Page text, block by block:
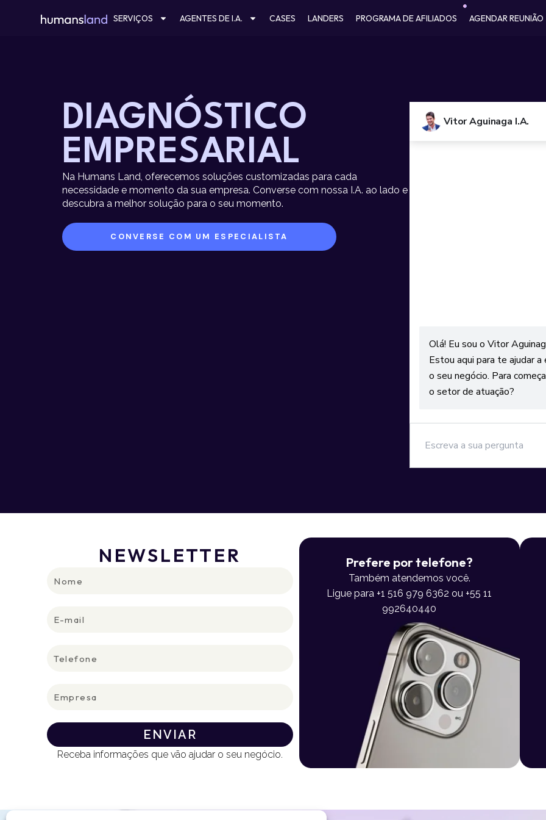
SERVIÇOS AGENTES DE I.A. CASES LANDERS PROGRAMA DE AFILIADOS AGENDAR REUNIÃO
DIAGNÓSTICO
EMPRESARIAL
Na Humans Land, oferecemos soluções customizadas para cada
necessidade e momento da sua empresa. Converse com nossa I.A. ao lado e
descubra a melhor solução para o seu momento.
CONVERSE COM UM ESPECIALISTA
NEWSLETTER
ENVIAR
Receba informações que vão ajudar o seu negócio.
Prefere por telefone?
Também atendemos você.
Ligue para +1 516 979 6362 ou +55 11
992640440